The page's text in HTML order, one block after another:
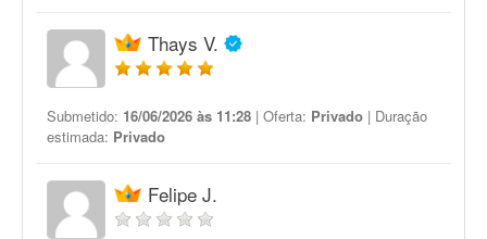
Thays V.
Submetido: 16/06/2026 às 11:28 | Oferta: Privado | Duração
estimada: Privado
Felipe J.